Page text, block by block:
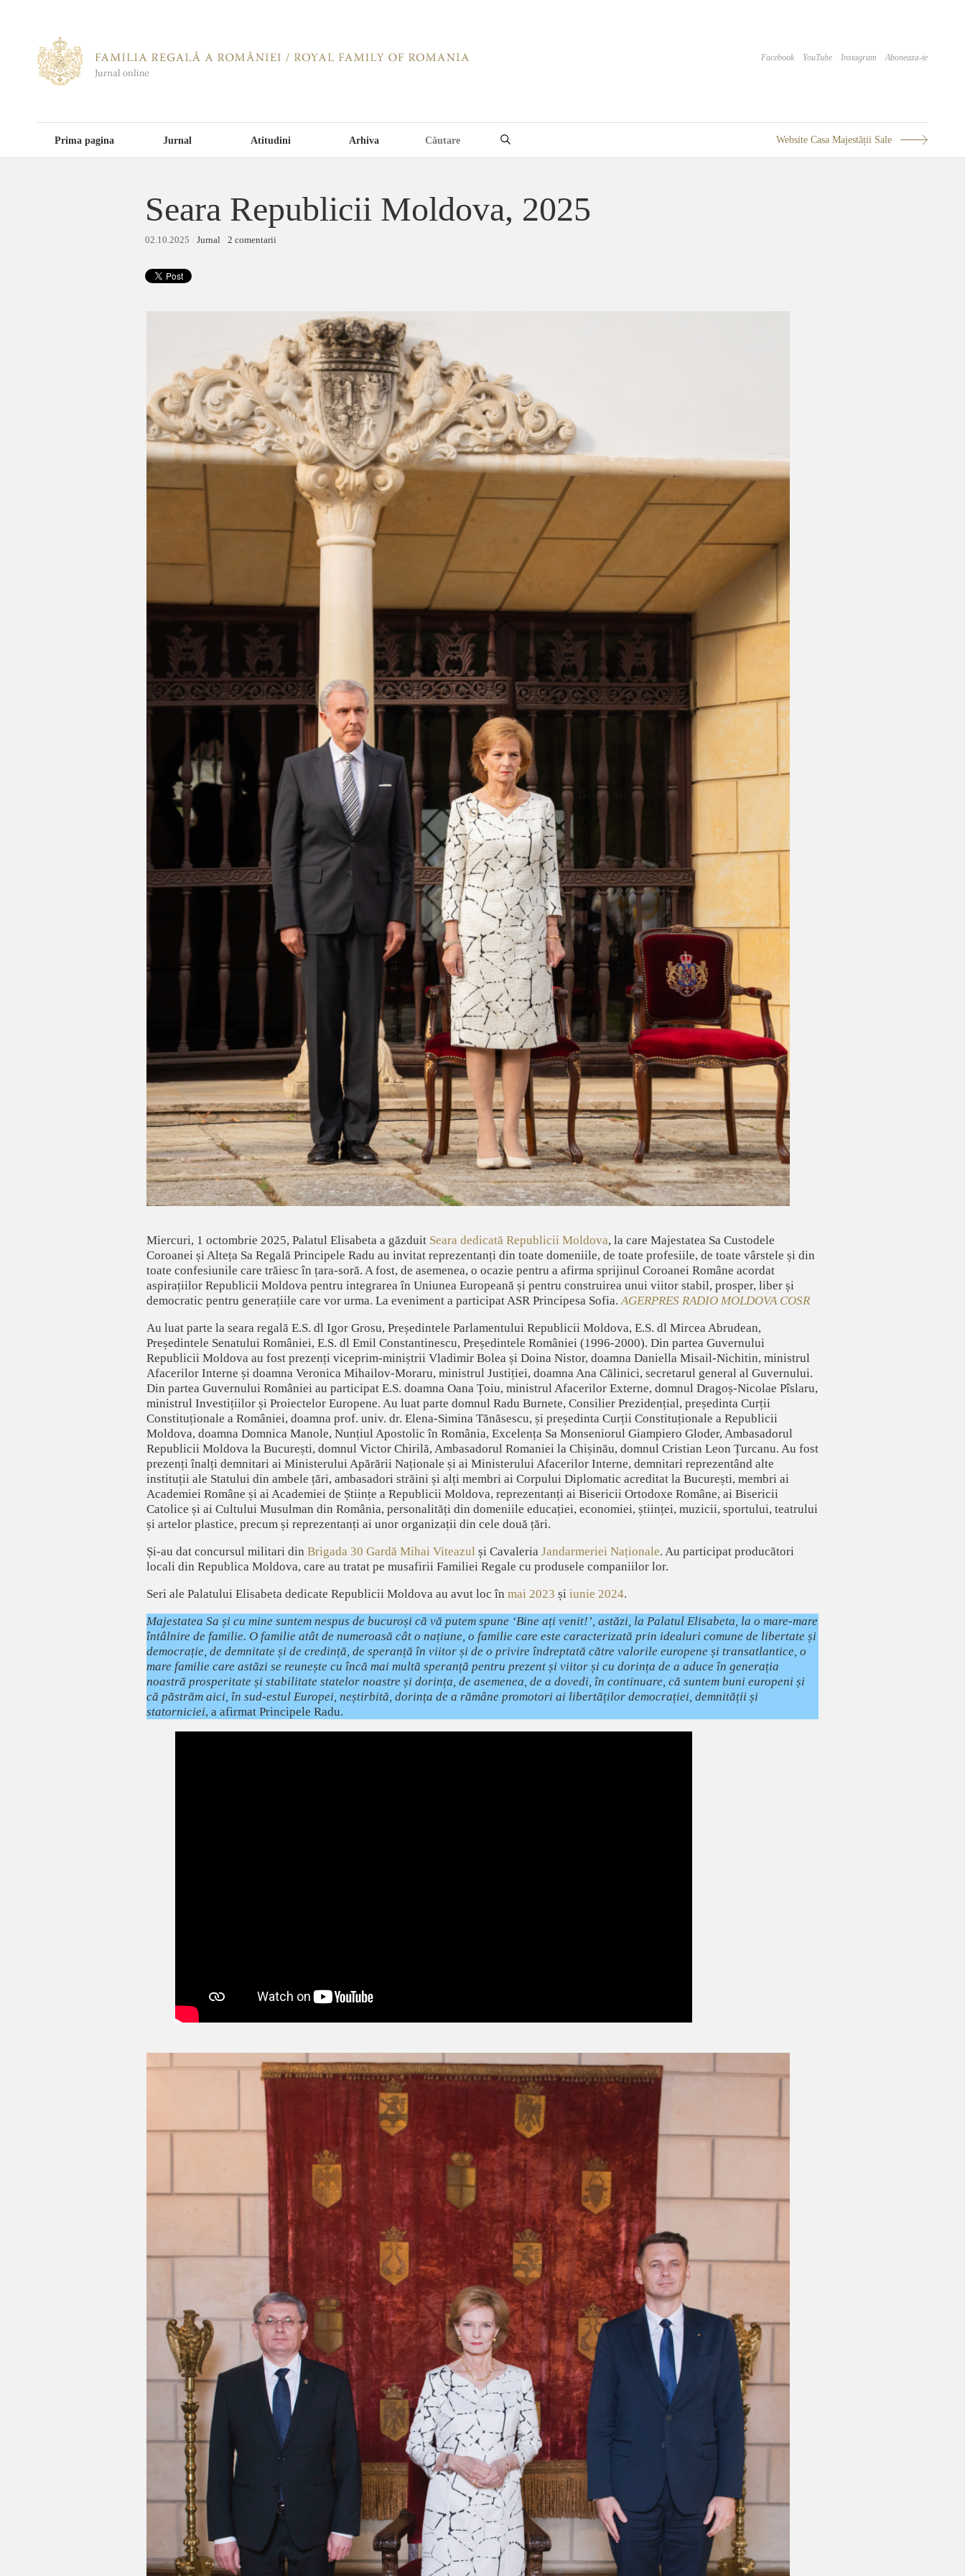
Facebook YouTube Instagram Aboneaza-te
Prima pagina Jurnal Atitudini Arhiva Website Casa Majestății Sale
Seara Republicii Moldova, 2025
02.10.2025 Jurnal 2 comentarii
Miercuri, 1 octombrie 2025, Palatul Elisabeta a găzduit Seara dedicată Republicii Moldova, la care Majestatea Sa Custodele
Coroanei și Alteța Sa Regală Principele Radu au invitat reprezentanți din toate domeniile, de toate profesiile, de toate vârstele și din
toate confesiunile care trăiesc în țara-soră. A fost, de asemenea, o ocazie pentru a afirma sprijinul Coroanei Române acordat
aspirațiilor Republicii Moldova pentru integrarea în Uniunea Europeană și pentru construirea unui viitor stabil, prosper, liber și
democratic pentru generațiile care vor urma. La eveniment a participat ASR Principesa Sofia.AGERPRES RADIO MOLDOVA COSR
Au luat parte la seara regală E.S. dl Igor Grosu, Președintele Parlamentului Republicii Moldova, E.S. dl Mircea Abrudean,
Președintele Senatului României, E.S. dl Emil Constantinescu, Președintele României (1996-2000). Din partea Guvernului
Republicii Moldova au fost prezenți viceprim-miniștrii Vladimir Bolea și Doina Nistor, doamna Daniella Misail-Nichitin, ministrul
Afacerilor Interne și doamna Veronica Mihailov-Moraru, ministrul Justiției, doamna Ana Călinici, secretarul general al Guvernului.
Din partea Guvernului României au participat E.S. doamna Oana Țoiu, ministrul Afacerilor Externe, domnul Dragoș-Nicolae Pîslaru,
ministrul Investițiilor și Proiectelor Europene. Au luat parte domnul Radu Burnete, Consilier Prezidențial, președinta Curții
Constituționale a României, doamna prof. univ. dr. Elena-Simina Tănăsescu, și președinta Curții Constituționale a Republicii
Moldova, doamna Domnica Manole, Nunțiul Apostolic în România, Excelența Sa Monseniorul Giampiero Gloder, Ambasadorul
Republicii Moldova la București, domnul Victor Chirilă, Ambasadorul Romaniei la Chișinău, domnul Cristian Leon Țurcanu. Au fost
prezenți înalți demnitari ai Ministerului Apărării Naționale și ai Ministerului Afacerilor Interne, demnitari reprezentând alte
instituții ale Statului din ambele țări, ambasadori străini și alți membri ai Corpului Diplomatic acreditat la București, membri ai
Academiei Române și ai Academiei de Științe a Republicii Moldova, reprezentanți ai Bisericii Ortodoxe Române, ai Bisericii
Catolice și ai Cultului Musulman din România, personalități din domeniile educației, economiei, științei, muzicii, sportului, teatrului
și artelor plastice, precum și reprezentanți ai unor organizații din cele două țări.
Și-au dat concursul militari din Brigada 30 Gardă Mihai Viteazul și Cavaleria Jandarmeriei Naționale. Au participat producători
locali din Republica Moldova, care au tratat pe musafirii Familiei Regale cu produsele companiilor lor.
Seri ale Palatului Elisabeta dedicate Republicii Moldova au avut loc în mai 2023 și iunie 2024.
Majestatea Sa și cu mine suntem nespus de bucuroși că vă putem spune ‘Bine ați venit!’, astăzi, la Palatul Elisabeta, la o mare-mare
întâlnire de familie. O familie atât de numeroasă cât o națiune, o familie care este caracterizată prin idealuri comune de libertate și
democrație, de demnitate și de credință, de speranță în viitor și de o privire îndreptată către valorile europene și transatlantice, o
mare familie care astăzi se reunește cu încă mai multă speranță pentru prezent și viitor și cu dorința de a aduce în generația
noastră prosperitate și stabilitate statelor noastre și dorința, de asemenea, de a dovedi, în continuare, că suntem buni europeni și
că păstrăm aici, în sud-estul Europei, neștirbită, dorința de a rămâne promotori ai libertăților democrației, demnității și
statorniciei, a afirmat Principele Radu.